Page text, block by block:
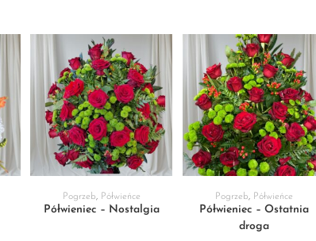
WYBIERZ OPCJE
Pogrzeb, Półwieńce
Półwieniec – Nostalgia
WYBIERZ OPCJE
Pogrzeb, Półwieńce
Półwieniec – Ostatnia
droga